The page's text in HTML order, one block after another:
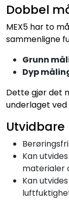
Dobbel
MEX5 har to
sammenligne
Grunn
Dyp
Dette gjør det
underlaget
Kan
materialer
Kan